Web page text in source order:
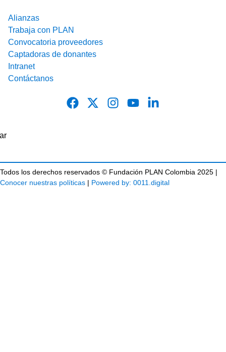
Alianzas
Trabaja con PLAN
Convocatoria proveedores
Captadoras de donantes
Intranet
Contáctanos
Todos los derechos reservados © Fundación PLAN Colombia 2025 |
Conocer nuestras políticas | Powered by: 0011.digital